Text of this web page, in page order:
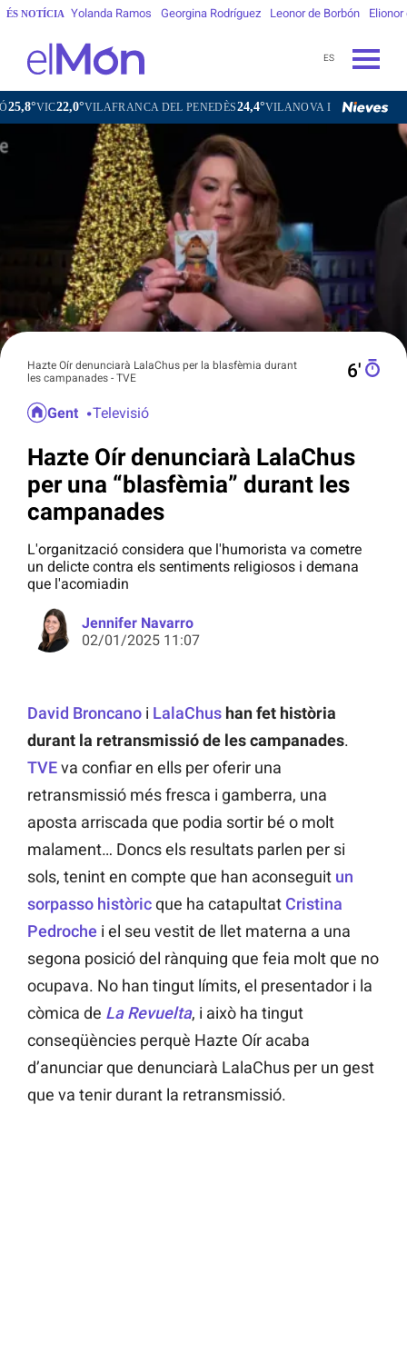
ÉS NOTÍCIA Yolanda Ramos Georgina Rodríguez Leonor de Borbón Elionor
ES
VILAFRANCA DEL PENEDÈS24,4° VILANOVA I LA GELTRÚ26,3° LA SEU
Hazte Oír denunciarà LalaChus per la blasfèmia durant
les campanades - TVE
6′
Gent Televisió
Hazte Oír denunciarà LalaChus
per una “blasfèmia” durant les
campanades
L'organització considera que l'humorista va cometre
un delicte contra els sentiments religiosos i demana
que l'acomiadin
Jennifer Navarro
02/01/2025 11:07
David Broncano i LalaChus han fet història
durant la retransmissió de les campanades.
TVEva confiar en ells per oferir una
retransmissió més fresca i gamberra, una
aposta arriscada que podia sortir bé o molt
malament… Doncs els resultats parlen per si
sols, tenint en compte que han aconseguit un
sorpasso històricque ha catapultat Cristina
Pedroche i el seu vestit de llet materna a una
segona posició del rànquing que feia molt que no
ocupava. No han tingut límits, el presentador i la
còmica de La Revuelta, i això ha tingut
conseqüències perquè Hazte Oír acaba
d’anunciar que denunciarà LalaChus per un gest
que va tenir durant la retransmissió.